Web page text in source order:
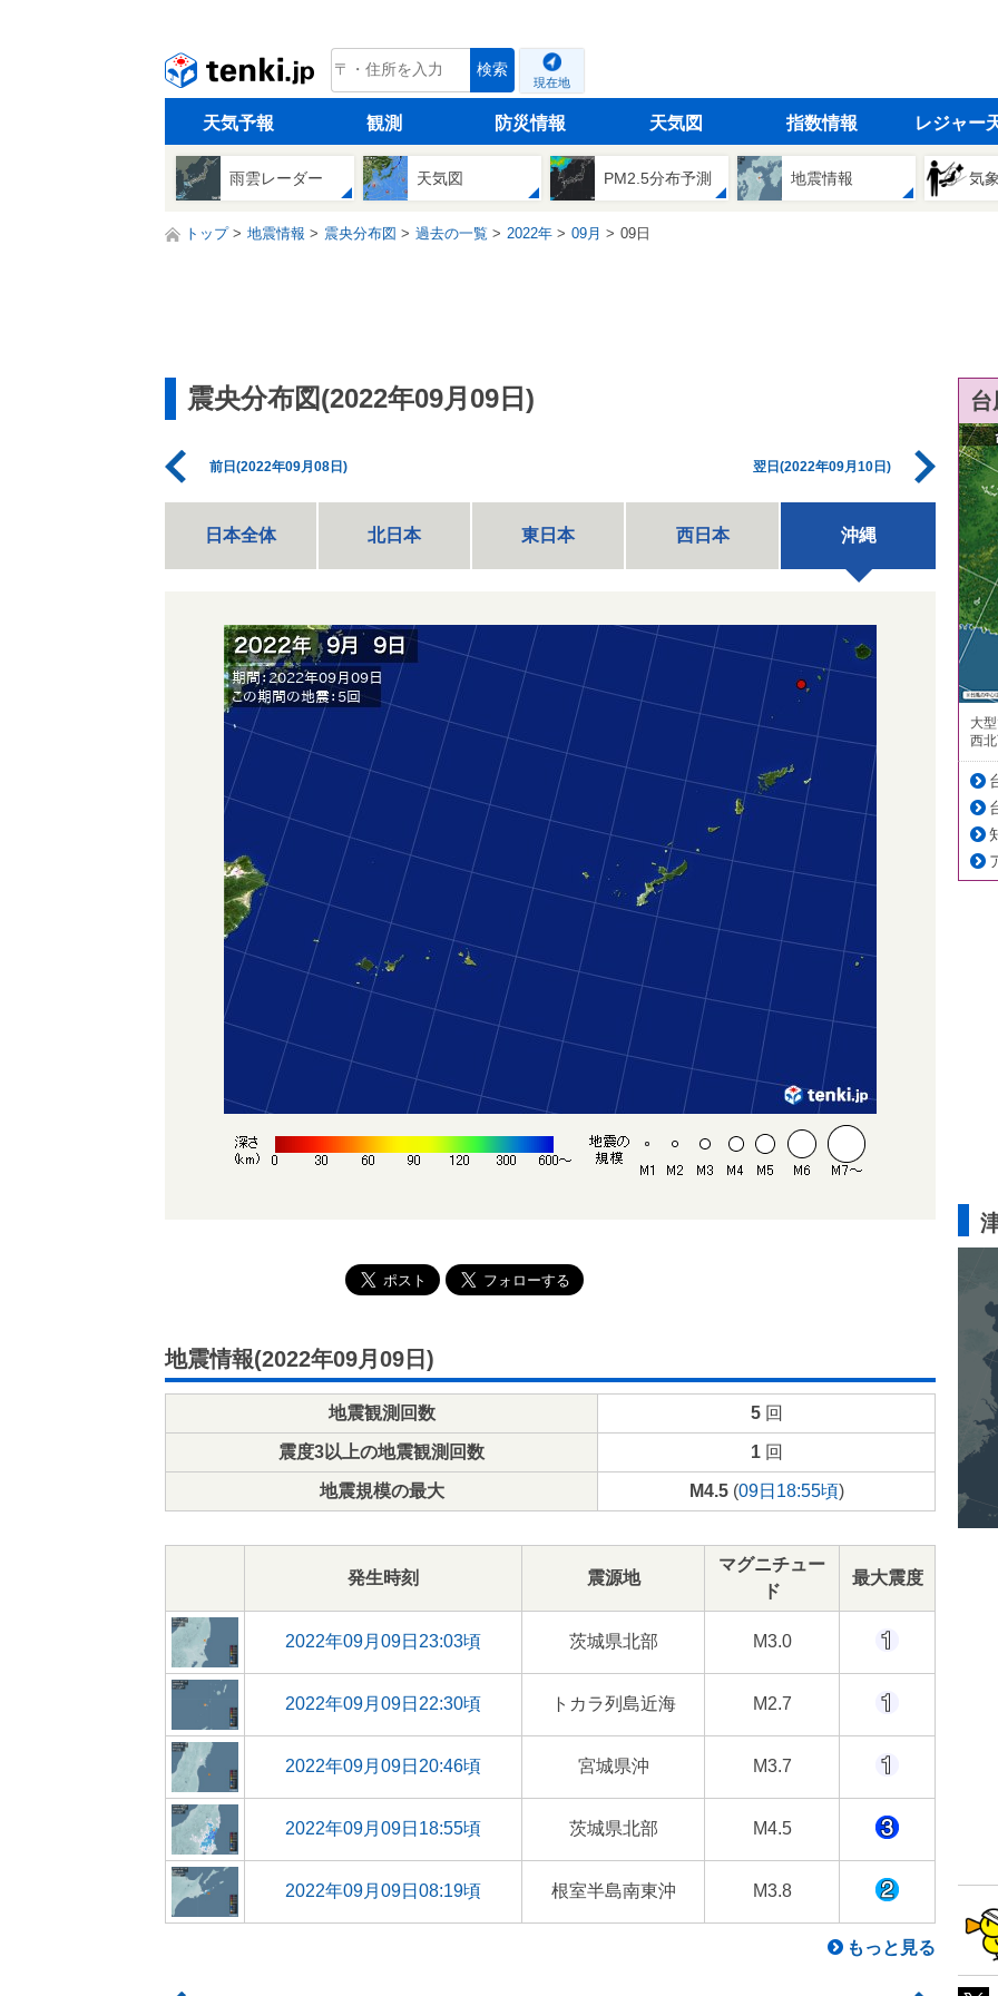
tenki.jp 検索
現在地
天気予報 観測 防災情報 天気図 指数情報 レジャー
雨雲レーダー 天気図 PM2.5分布予測 地震情報 気
トップ 地震情報 震央分布図 過去の一覧 2022年 09月 09日
震央分布図(2022年09月09日)
前日(2022年09月08日) 翌日(2022年09月10日)
日本全体 北日本 東日本 西日本 沖縄
地震情報(2022年09月09日)
地震観測回数 5回
震度3以上の地震観測回数 1回
地震規模の最大 M4.5(09日18:55頃)
発生時刻 震源地
マグニチュー
ド
最大震度
2022年09月09日23:03頃 茨城県北部 M3.0
2022年09月09日22:30頃 トカラ列島近海 M2.7
2022年09月09日20:46頃 宮城県沖 M3.7
2022年09月09日18:55頃 茨城県北部 M4.5
2022年09月09日08:19頃 根室半島南東沖 M3.8
もっと見る
大
西